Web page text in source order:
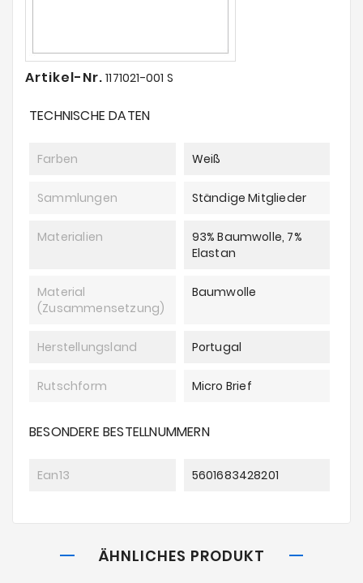
Artikel-Nr. 1171021-001 S
TECHNISCHE DATEN
Farben Weiß
Sammlungen Ständige Mitglieder
Materialien
93% Baumwolle, 7%
Elastan
Material
(Zusammensetzung)
Baumwolle
Herstellungsland Portugal
Rutschform Micro Brief
BESONDERE BESTELLNUMMERN
Ean13 5601683428201
ÄHNLICHES PRODUKT